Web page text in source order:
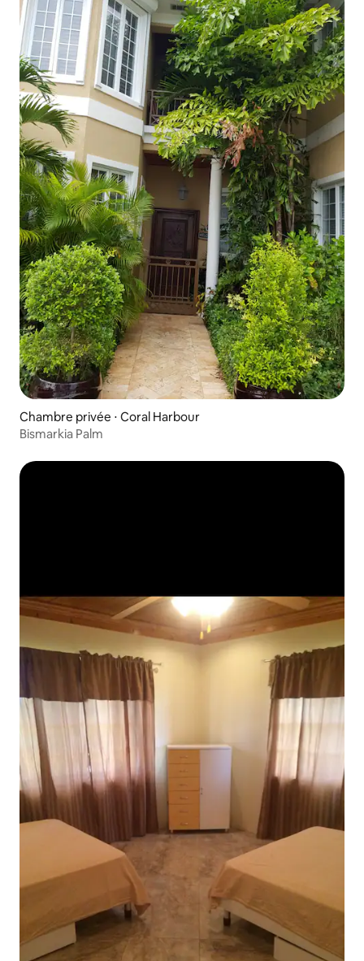
Chambre privée ⋅ Coral Harbour
Bismarkia Palm